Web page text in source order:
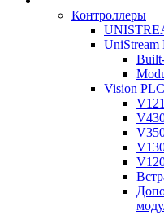
Контроллеры
Vision